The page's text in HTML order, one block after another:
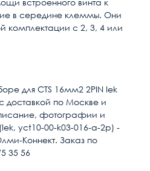
встроенного винта к
в середине клеммы. Они
комплектации с 2, 3, 4 или
Перемычка
Характеристика отсутствует
в течении 2-4
поступления оплаты на
для CTS 16мм2 2PIN Iek
доставкой по Москве и
фотографии и
yct10-00-k03-016-a-2p) -
Коннект. Заказ по
35 56